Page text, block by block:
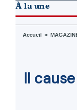
À la une
Accueil >
Il